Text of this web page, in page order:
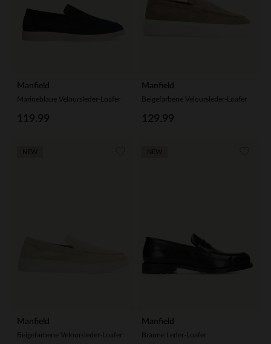
Manfield
Marineblaue Veloursleder-Loafer
119.99
Manfield
Beigefarbene Veloursleder-Loafer
129.99
Manfield
Beigefarbene Veloursleder-Loafer
Manfield
Braune Leder-Loafer